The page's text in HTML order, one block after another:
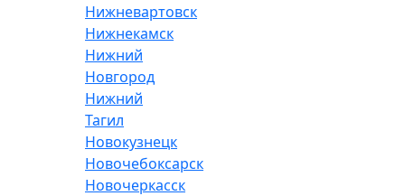
Нижневартовск
Нижнекамск
Нижний
Новгород
Нижний
Тагил
Новокузнецк
Новочебоксарск
Новочеркасск